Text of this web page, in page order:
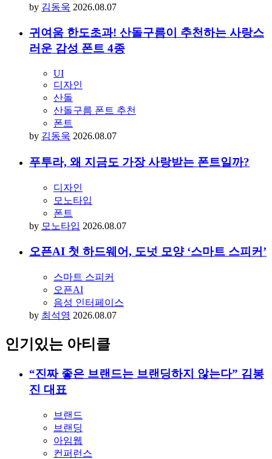
by 김동욱 2026.08.07
귀여움 한도초과! 산돌구름이 추천하는 사랑스
러운 감성 폰트 4종
UI
디자인
산돌
산돌구름 폰트 추천
폰트
by 김동욱 2026.08.07
푸투라, 왜 지금도 가장 사랑받는 폰트일까?
디자인
모노타입
폰트
by 모노타입 2026.08.07
오픈AI 첫 하드웨어, 도넛 모양 ‘스마트 스피커’
스마트 스피커
오픈AI
음성 인터페이스
by 최석영 2026.08.07
인기있는 아티클
“진짜 좋은 브랜드는 브랜딩하지 않는다” 김봉
진 대표
브랜드
브랜딩
아임웹
컨퍼런스